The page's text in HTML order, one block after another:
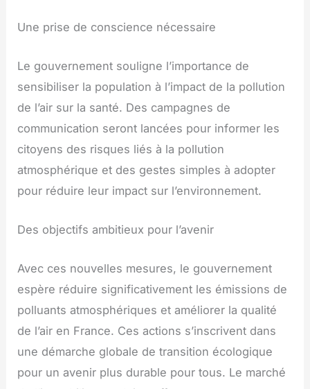
Une prise de conscience nécessaire
Le gouvernement souligne l’importance de
sensibiliser la population à l’impact de la pollution
de l’air sur la santé. Des campagnes de
communication seront lancées pour informer les
citoyens des risques liés à la pollution
atmosphérique et des gestes simples à adopter
pour réduire leur impact sur l’environnement.
Des objectifs ambitieux pour l’avenir
Avec ces nouvelles mesures, le gouvernement
espère réduire significativement les émissions de
polluants atmosphériques et améliorer la qualité
de l’air en France. Ces actions s’inscrivent dans
une démarche globale de transition écologique
pour un avenir plus durable pour tous. Le marché